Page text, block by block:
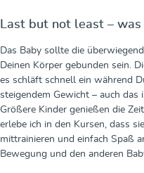
Last but not least – was
Das Baby sollte die
Deinen Körper gebunden sein.
es schläft schnell ein während
steigendem Gewicht – auch das
Größere Kinder genießen die
erlebe ich in den Kursen, dass
mittrainieren und einfach Spaß
Bewegung und den anderen